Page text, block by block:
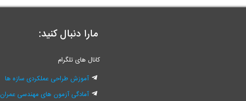
مارا دنبال کنید:
کانال های تلگرام
آموزش طراحی عملکردی سازه ها
آمادگی آزمون های مهندسی عمران